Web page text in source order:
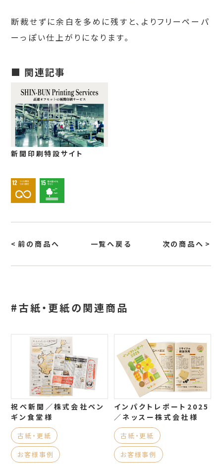
断裁せずに余白を多めに残すと、よりフリーペーパ
ーっぽい仕上がりになります。
■ 関連記事
新聞印刷特設サイト
前の商品へ 一覧へ戻る 次の商品へ
#古紙・更紙の関連商品
祝ぺ新聞／株式会社ペン
ギン食堂様
古紙・更紙
お客様事例
インパクトレポート2025
／ネッスー株式会社様
古紙・更紙
お客様事例